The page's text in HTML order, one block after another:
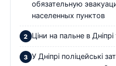
обязательную
населенных пунктов
Ціни на пальне в
У Дніпрі поліцейські